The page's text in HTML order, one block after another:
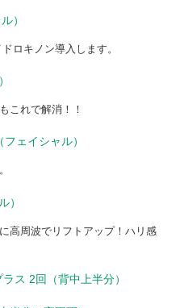
）
ロキノン導入します。
これで解消！！
ェイシャル）
）
高周波でリフトアップ！ハリ感
ス 2回（背中上半分）